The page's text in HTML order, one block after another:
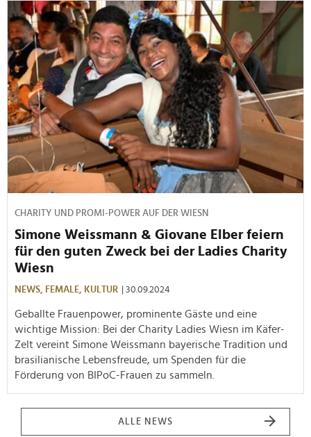
CHARITY UND PROMI-POWER AUF DER WIESN
Simone Weissmann & Giovane Elber feiern
für den guten Zweck bei der Ladies Charity
Wiesn
NEWS, FEMALE, KULTUR | 30.09.2024
Geballte Frauenpower, prominente Gäste und eine
wichtige Mission: Bei der Charity Ladies Wiesn im Käfer-
Zelt vereint Simone Weissmann bayerische Tradition und
brasilianische Lebensfreude, um Spenden für die
Förderung von BIPoC-Frauen zu sammeln.
ALLE NEWS